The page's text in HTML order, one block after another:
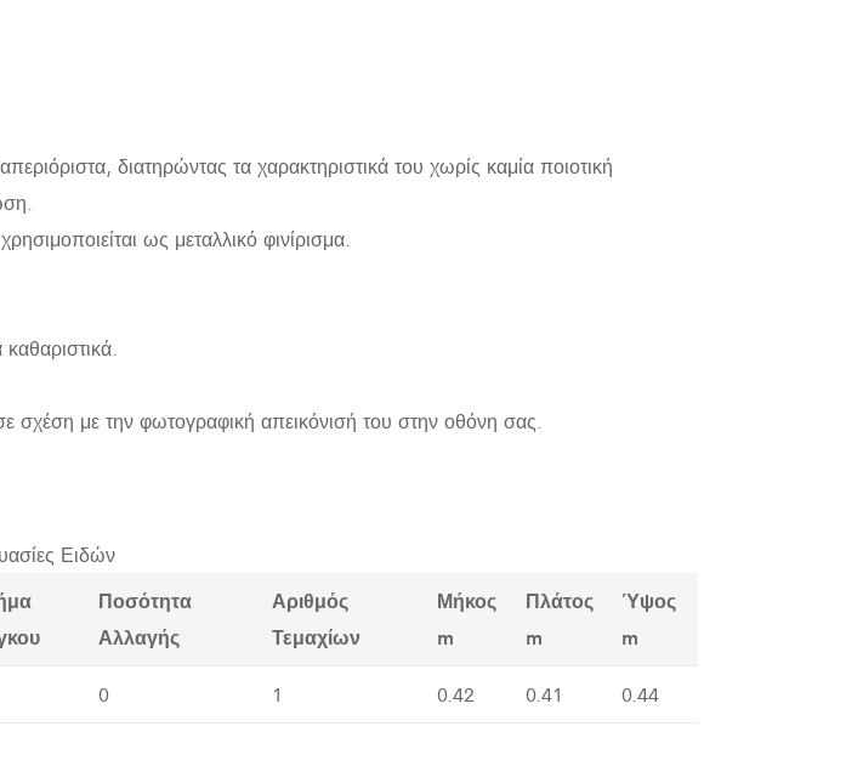
διατηρώντας τα χαρακτηριστικά του χωρίς καμία ποιοτική
ως μεταλλικό φινίρισμα.
σχέση με την φωτογραφική απεικόνισή του στην οθόνη σας.
Ειδών
Ποσότητα
Αλλαγής
Αριθμός
Τεμαχίων
Μήκος
m
Πλάτος
m
Ύψος
m
0 1 0.42 0.41 0.44